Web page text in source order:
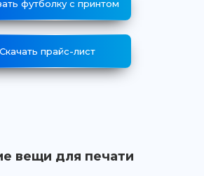
футболку с принтом
Скачать прайс-лист
вещи для печати